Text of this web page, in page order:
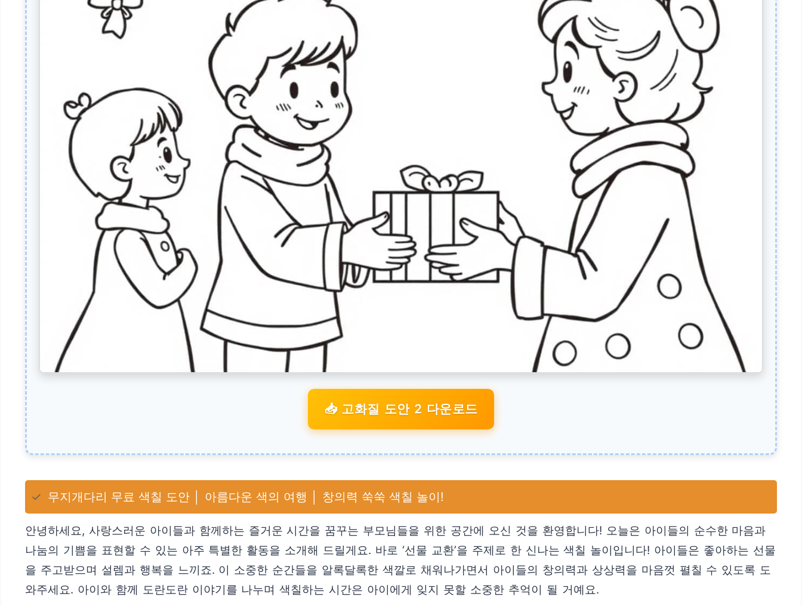
📥 고화질 도안 2 다운로드
✓ 무지개다리 무료 색칠 도안 │ 아름다운 색의 여행 │ 창의력 쑥쑥 색칠 놀이!
안녕하세요, 사랑스러운 아이들과 함께하는 즐거운 시간을 꿈꾸는 부모님들을 위한 공간에 오신 것을 환영합니다! 오늘은 아이들의 순수한 마음과
나눔의 기쁨을 표현할 수 있는 아주 특별한 활동을 소개해 드릴게요. 바로 ‘선물 교환’을 주제로 한 신나는 색칠 놀이입니다! 아이들은 좋아하는 선물
을 주고받으며 설렘과 행복을 느끼죠. 이 소중한 순간들을 알록달록한 색깔로 채워나가면서 아이들의 창의력과 상상력을 마음껏 펼칠 수 있도록 도
와주세요. 아이와 함께 도란도란 이야기를 나누며 색칠하는 시간은 아이에게 잊지 못할 소중한 추억이 될 거예요.